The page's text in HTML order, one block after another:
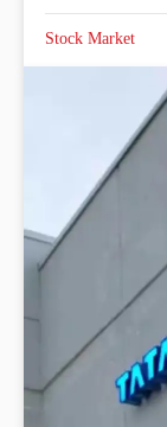
Stock Market